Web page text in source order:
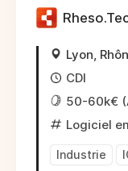
Lyon,
CDI
50-60k€
Logiciel
Industrie